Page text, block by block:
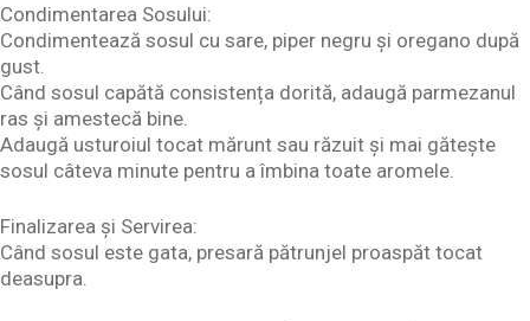
Condimentarea Sosului:
Condimentează sosul cu sare, piper negru și oregano după
gust.
Când sosul capătă consistența dorită, adaugă parmezanul
ras și amestecă bine.
Adaugă usturoiul tocat mărunt sau răzuit și mai gătește
sosul câteva minute pentru a îmbina toate aromele.
Finalizarea și Servirea:
Când sosul este gata, presară pătrunjel proaspăt tocat
deasupra.